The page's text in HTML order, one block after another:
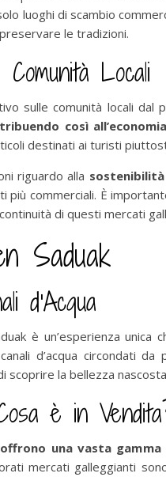
luoghi di scambio
le tradizioni.
Comunità Locali
sulle comunità locali dal
così
destinati ai turisti
riguardo alla sostenibilità
commerciali. È
di questi mercati
Saduak
d’Acqua
è un’esperienza
d’acqua circondati
la bellezza
è in
una vasta
mercati galleggianti